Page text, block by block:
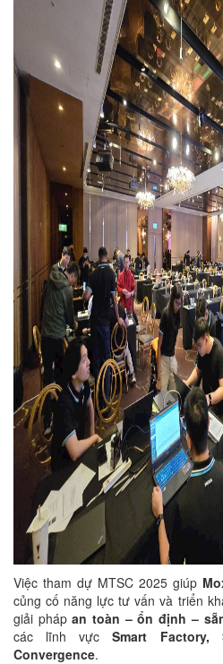
Việc tham dự MTSC 2025 giúp
củng cố năng lực tư vấn và triển
giải phápan toàn – ổn định –
các lĩnh vựcSmart Factory,
Convergence.